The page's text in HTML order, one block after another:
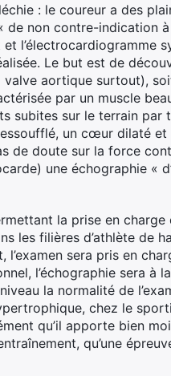
: le coureur a des
de non contre-indication
l’électrocardiogramme
Le but est de
aortique surtout),
par un muscle
subites sur le terrain par
un cœur dilaté et
de doute sur la force
une échographie «
la prise en charge
les filières d’athlète de
sera pris en
l’échographie sera à
la normalité de
chez le
qu’il apporte bien
qu’une